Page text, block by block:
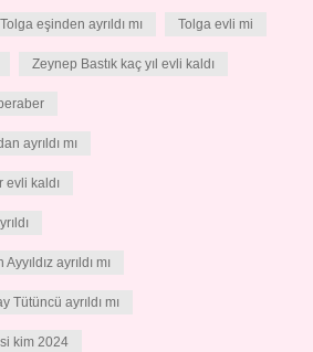
Tolga eşinden ayrıldı mı Tolga evli mi
Zeynep Bastık kaç yıl evli kaldı
ayrıldı mı
evli kaldı
ayrıldı mı
Tütüncü ayrıldı mı
kim 2024